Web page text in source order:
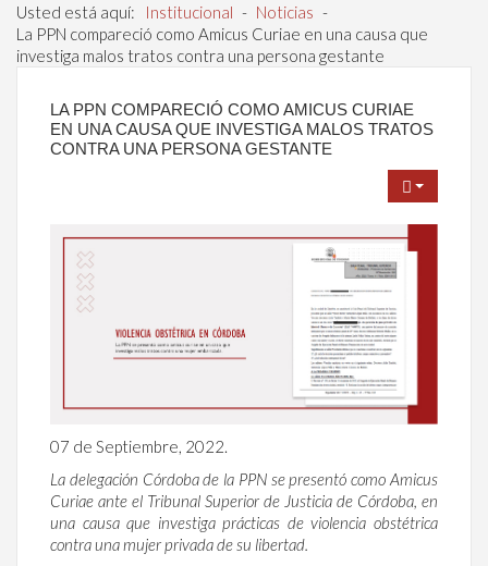
Usted está aquí: Institucional - Noticias -
La PPN compareció como Amicus Curiae en una causa que
investiga malos tratos contra una persona gestante
LA PPN COMPARECIÓ COMO AMICUS CURIAE
EN UNA CAUSA QUE INVESTIGA MALOS TRATOS
CONTRA UNA PERSONA GESTANTE
07 de Septiembre, 2022.
La delegación Córdoba de la PPN se presentó como Amicus
Curiae ante el Tribunal Superior de Justicia de Córdoba, en
una causa que investiga prácticas de violencia obstétrica
contra una mujer privada de su libertad.